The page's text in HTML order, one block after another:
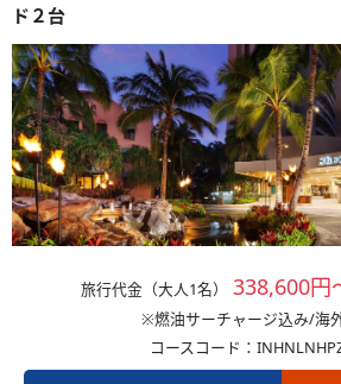
ド２台
旅行代金（大人1名） 338,600円
※燃油サーチャージ込み/海
コースコード：